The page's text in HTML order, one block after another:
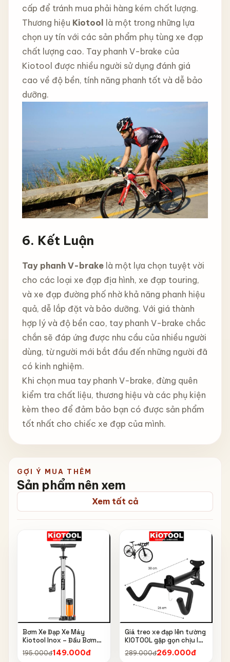
cấp để tránh mua phải hàng kém chất lượng.
Thương hiệu Kiotool
là một trong những lựa
chọn uy tín với các sản phẩm phụ tùng xe đạp
chất lượng cao. Tay phanh V-brake của
Kiotool được nhiều người sử dụng đánh giá
cao về độ bền, tính năng phanh tốt và dễ bảo
dưỡng.
6. Kết Luận
Tay phanh V-brakelà một lựa chọn tuyệt vời
cho các loại xe đạp địa hình, xe đạp touring,
và xe đạp đường phố nhờ khả năng phanh hiệu
quả, dễ lắp đặt và bảo dưỡng. Với giá thành
hợp lý và độ bền cao, tay phanh V-brake chắc
chắn sẽ đáp ứng được nhu cầu của nhiều người
dùng, từ người mới bắt đầu đến những người đã
có kinh nghiệm.
Khi chọn mua tay phanh V-brake, đừng quên
kiểm tra chất liệu, thương hiệu và các phụ kiện
kèm theo để đảm bảo bạn có được sản phẩm
tốt nhất cho chiếc xe đạp của mình.
GỢI Ý MUA THÊM
Sản phẩm nên xem
Xem tất cả
Bơm Xe Đạp Xe Máy
Kiotool Inox – Đầu Bơm
Thông Minh, Kèm Bơm
Bóng, Đồng Hồ 160 PSI
195.000đ149.000đ
Giá treo xe đạp lên tường
KIOTOOL gập gọn chịu lực
cao kèm móc treo mũ bảo
hiểm
289.000đ269.000đ